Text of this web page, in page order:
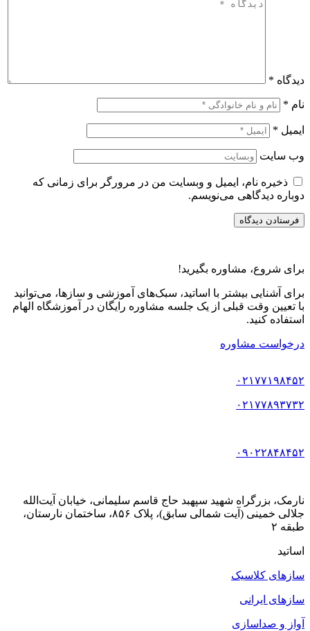
دیدگاه *
نام *
ایمیل *
وب‌ سایت
ذخیره نام، ایمیل و وبسایت من در مرورگر برای زمانی که
دوباره دیدگاهی می‌نویسم.
برای شروع، مشاوره بگیرید!
برای آشنایی بیشتر با اساتید، سبک‌های آموزشی و سازها، می‌توانید
با تعیین وقت قبلی از یک جلسه مشاوره رایگان در آموزشگاه الهام
استفاده کنید.
درخواست مشاوره
۰۲۱۷۷۱۹۸۴۵۲
۰۲۱۷۷۸۹۳۷۳۲
۰۹۰۲۲۸۴۸۴۵۲
نارمک، بزرگراه شهید سپهبد حاج قاسم سلیمانی، خیابان آیت‌الله
جلالی خمینی (آیت شمالی سابق)، پلاک ۸۵۶، ساختمان نارستان،
طبقه ۲
اساتید
سازهای کلاسیک
سازهای ایرانی
آواز و صداسازی